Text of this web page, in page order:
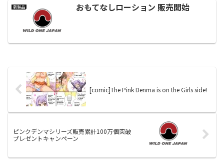
新製品 おもてなしローション 販売開始
[comic]The Pink Denma is on the Girls side!
ピンクデンマシリーズ販売累計100万個突破
プレゼントキャンペーン